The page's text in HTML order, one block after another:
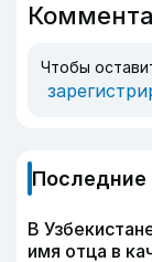
Чтобы
Последние
В
имя отца в